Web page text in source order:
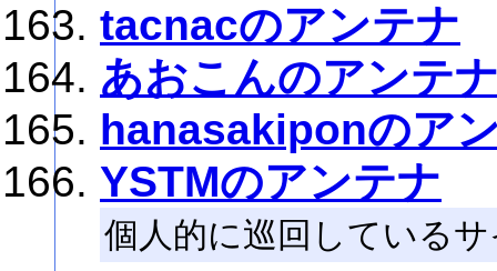
tacnacのアンテナ
あおこんのアンテ
hanasakiponのア
YSTMのアンテナ
個人的に巡回している